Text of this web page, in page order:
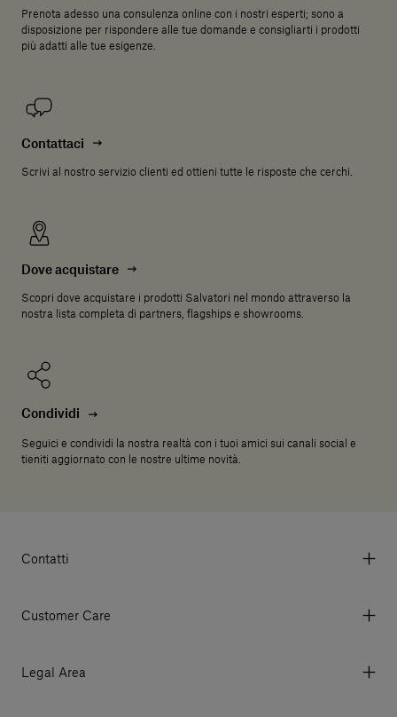
Prenota adesso una consulenza online con i nostri esperti; sono a
disposizione per rispondere alle tue domande e consigliarti i prodotti
più adatti alle tue esigenze.
Contattaci
Scrivi al nostro servizio clienti ed ottieni tutte le risposte che cerchi.
Dove acquistare
Scopri dove acquistare i prodotti Salvatori nel mondo attraverso la
nostra lista completa di partners, flagships e showrooms.
Condividi
Seguici e condividi la nostra realtà con i tuoi amici sui canali social e
tieniti aggiornato con le nostre ultime novità.
Contatti
© 2026 Salvatori
Customer Care
I miei ordini
Legal Area